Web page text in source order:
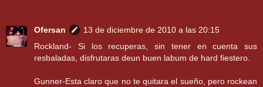
Ofersan
13 de diciembre de 2010 a las 20:15
Rockland- Si los recuperas, sin tener en cuenta sus
resbaladas, disfrutaras deun buen labum de hard fiestero.
Gunner-Esta claro que no te quitara el sueño, pero rockean